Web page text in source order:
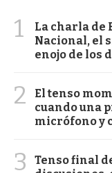
1
La charla de
Nacional, el
enojo de los
2
El tenso
cuando una
micrófono y
3
Tenso final